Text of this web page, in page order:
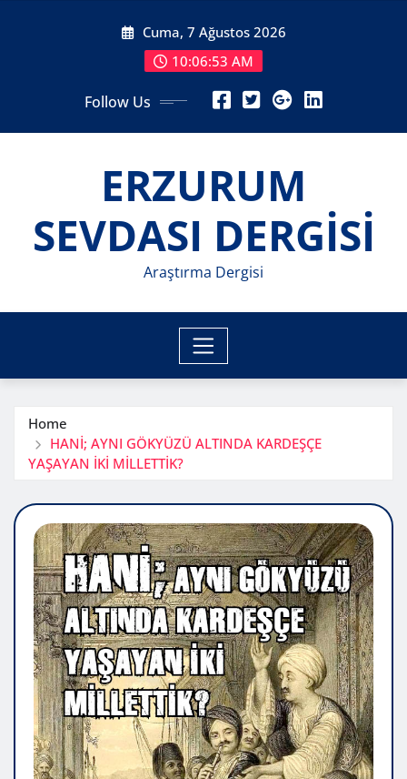
Cuma, 7 Ağustos 2026
10:06:55 AM
Follow Us
ERZURUM
SEVDASI DERGİSİ
Araştırma Dergisi
Home
HANİ; AYNI GÖKYÜZÜ ALTINDA KARDEŞÇE
YAŞAYAN İKİ MİLLETTİK?